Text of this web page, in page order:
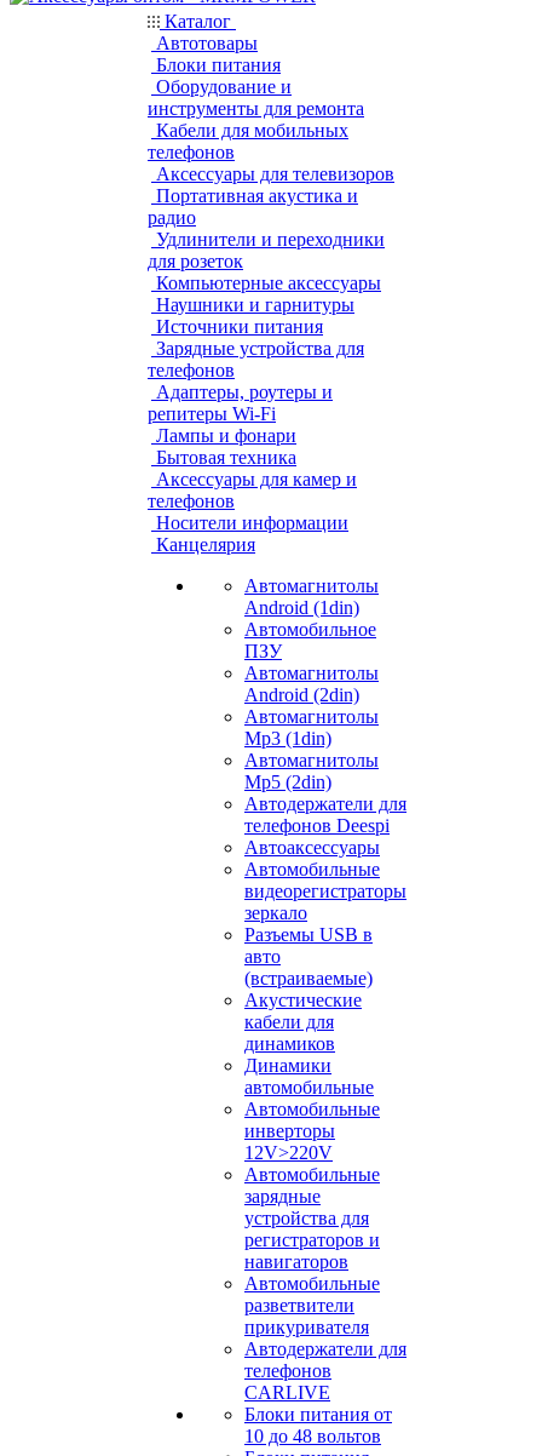
Каталог
Автотовары
Блоки питания
Оборудование и
инструменты для ремонта
Кабели для мобильных
телефонов
Аксессуары для телевизоров
Портативная акустика и
радио
Удлинители и переходники
для розеток
Компьютерные аксессуары
Наушники и гарнитуры
Источники питания
Зарядные устройства для
телефонов
Адаптеры, роутеры и
репитеры Wi-Fi
Лампы и фонари
Бытовая техника
Аксессуары для камер и
телефонов
Носители информации
Канцелярия
Автомагнитолы
Android (1din)
Автомобильное
ПЗУ
Автомагнитолы
Android (2din)
Автомагнитолы
Mp3 (1din)
Автомагнитолы
Mp5 (2din)
Автодержатели для
телефонов Deespi
Автоаксессуары
Автомобильные
видеорегистраторы
зеркало
Разъемы USB в
авто
(встраиваемые)
Акустические
кабели для
динамиков
Динамики
автомобильные
Автомобильные
инверторы
12V>220V
Автомобильные
зарядные
устройства для
регистраторов и
навигаторов
Автомобильные
разветвители
прикуривателя
Автодержатели для
телефонов
CARLIVE
Блоки питания от
10 до 48 вольтов